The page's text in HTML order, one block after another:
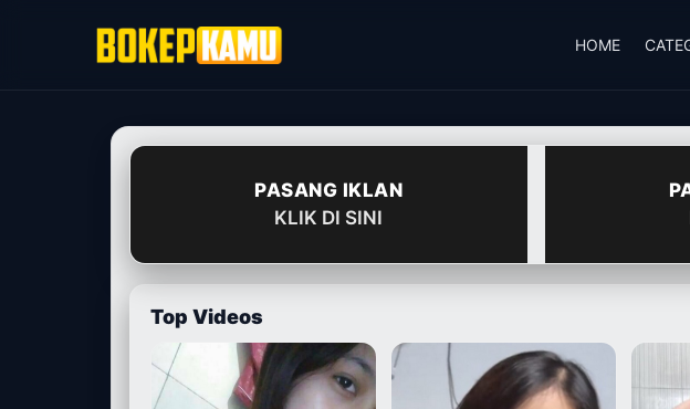
HOME
PASANG IKLAN
KLIK DI SINI
Top Videos